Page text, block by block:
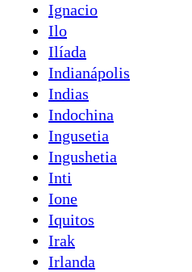
Ignacio
Ilo
Ilíada
Indianápolis
Indias
Indochina
Ingusetia
Ingushetia
Inti
Ione
Iquitos
Irak
Irlanda